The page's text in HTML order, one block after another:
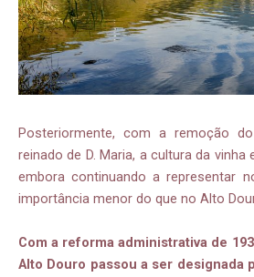
Posteriormente, com a remoção
reinado de D. Maria, a cultura da vinha
embora continuando a representar
importância menor do que no Alto
Com a reforma administrativa de
Alto Douro passou a ser designada